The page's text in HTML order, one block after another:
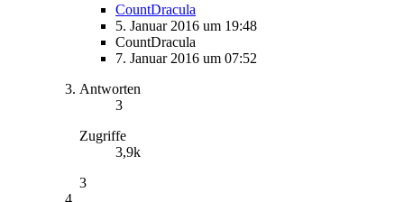
CountDracula
5. Januar 2016 um 19:48
CountDracula
7. Januar 2016 um 07:52
Antworten
3
Zugriffe
3,9k
3